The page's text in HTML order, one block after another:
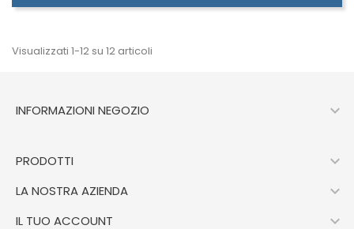
Visualizzati 1-12 su 12 articoli
INFORMAZIONI NEGOZIO 
PRODOTTI 
LA NOSTRA AZIENDA 
IL TUO ACCOUNT 